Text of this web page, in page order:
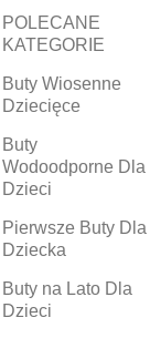
POLECANE
KATEGORIE
Buty Wiosenne
Dziecięce
Buty
Wodoodporne Dla
Dzieci
Pierwsze Buty Dla
Dziecka
Buty na Lato Dla
Dzieci